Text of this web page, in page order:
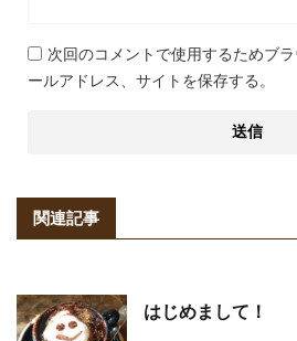
次回のコメントで使用するためブ
ールアドレス、サイトを保存する。
関連記事
はじめまして！